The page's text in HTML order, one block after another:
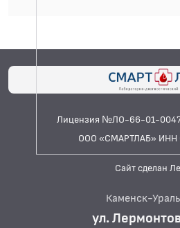
Лицензия №ЛО-66-01-
ООО «СМАРТЛАБ» ИНН
Сайт сделан
Каменск-
ул.